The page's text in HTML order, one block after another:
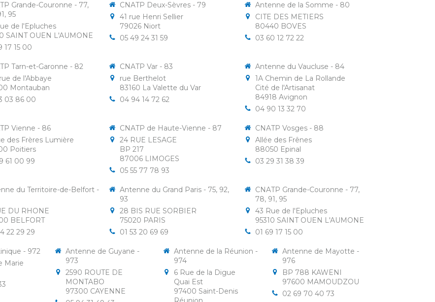
Grande-Couronne - 77,
95
de l'Epluches
SAINT OUEN L'AUMONE
17 15 00
CNATP Deux-Sèvres - 79
41 rue Henri Sellier
79026 Niort
05 49 24 31 59
Antenne de la Somme - 80
CITE DES METIERS
80440 BOVES
03 60 12 72 22
Tarn-et-Garonne - 82
de l'Abbaye
Montauban
03 86 00
CNATP Var - 83
rue Berthelot
83160 La Valette du Var
04 94 14 72 62
Antenne du Vaucluse - 84
1A Chemin de La Rollande
Cité de l'Artisanat
84918 Avignon
04 90 13 32 70
Vienne - 86
des Frères Lumière
Poitiers
61 00 99
CNATP de Haute-Vienne - 87
24 RUE LESAGE
BP 217
87006 LIMOGES
05 55 77 78 93
CNATP Vosges - 88
Allée des Frênes
88050 Epinal
03 29 31 38 39
du Territoire-de-Belfort -
DU RHONE
BELFORT
22 29 29
Antenne du Grand Paris - 75, 92,
93
28 BIS RUE SORBIER
75020 PARIS
01 53 20 69 69
CNATP Grande-Couronne - 77,
78, 91, 95
43 Rue de l'Epluches
95310 SAINT OUEN L'AUMONE
01 69 17 15 00
- 972
Marie
Antenne de Guyane -
973
2590 ROUTE DE
MONTABO
97300 CAYENNE
Antenne de la Réunion -
974
6 Rue de la Digue
Quai Est
97400 Saint-Denis
Antenne de Mayotte -
976
BP 788 KAWENI
97600 MAMOUDZOU
02 69 70 40 73